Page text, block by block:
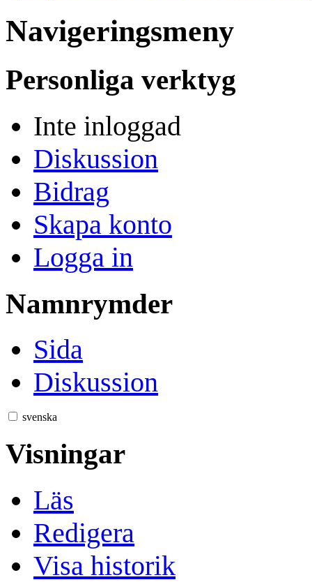
Navigeringsmeny
Personliga verktyg
Inte inloggad
Diskussion
Bidrag
Skapa konto
Logga in
Namnrymder
Sida
Diskussion
svenska
Visningar
Läs
Redigera
Visa historik